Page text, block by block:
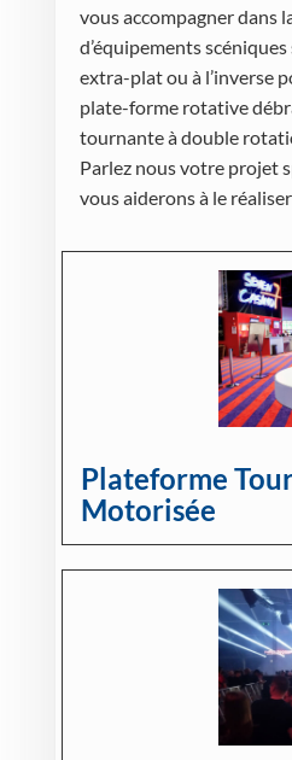
vous accompagner dans
d’équipements
extra-plat ou à l’inverse
plate-forme rotative
tournante à double
Parlez nous votre projet
vous aiderons à le
Plateforme
Motorisée